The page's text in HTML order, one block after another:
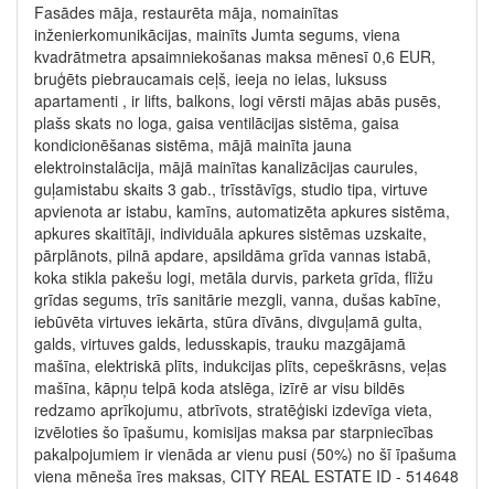
Fasādes māja, restaurēta māja, nomainītas
inženierkomunikācijas, mainīts Jumta segums, viena
kvadrātmetra apsaimniekošanas maksa mēnesī 0,6 EUR,
bruģēts piebraucamais ceļš, ieeja no ielas, luksuss
apartamenti , ir lifts, balkons, logi vērsti mājas abās pusēs,
plašs skats no loga, gaisa ventilācijas sistēma, gaisa
kondicionēšanas sistēma, mājā mainīta jauna
elektroinstalācija, mājā mainītas kanalizācijas caurules,
guļamistabu skaits 3 gab., trīsstāvīgs, studio tipa, virtuve
apvienota ar istabu, kamīns, automatizēta apkures sistēma,
apkures skaitītāji, individuāla apkures sistēmas uzskaite,
pārplānots, pilnā apdare, apsildāma grīda vannas istabā,
koka stikla pakešu logi, metāla durvis, parketa grīda, flīžu
grīdas segums, trīs sanitārie mezgli, vanna, dušas kabīne,
iebūvēta virtuves iekārta, stūra dīvāns, divguļamā gulta,
galds, virtuves galds, ledusskapis, trauku mazgājamā
mašīna, elektriskā plīts, indukcijas plīts, cepeškrāsns, veļas
mašīna, kāpņu telpā koda atslēga, izīrē ar visu bildēs
redzamo aprīkojumu, atbrīvots, stratēģiski izdevīga vieta,
izvēloties šo īpašumu, komisijas maksa par starpniecības
pakalpojumiem ir vienāda ar vienu pusi (50%) no šī īpašuma
viena mēneša īres maksas, CITY REAL ESTATE ID - 514648